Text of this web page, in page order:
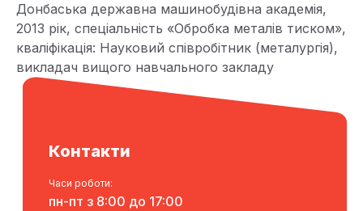
Донбаська державна машинобудівна академія,
2013 рік, спеціальність «Обробка металів тиском»,
кваліфікація: Науковий співробітник (металургія),
викладач вищого навчального закладу
Контакти
Часи роботи:
пн-пт з 8:00 до 17:00